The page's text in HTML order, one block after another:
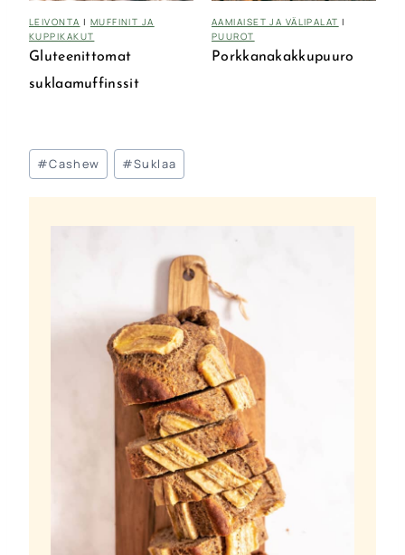
LEIVONTA | MUFFINIT JA
KUPPIKAKUT
Gluteenittomat
suklaamuffinssit
AAMIAISET JA VÄLIPALAT |
PUUROT
Porkkanakakkupuuro
Avainsanat:
#Cashew #Suklaa